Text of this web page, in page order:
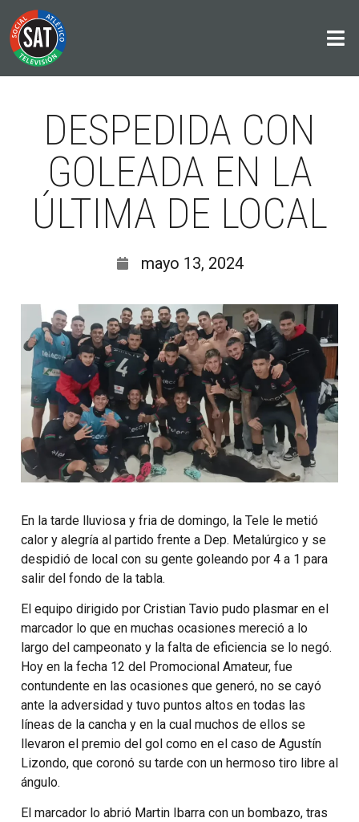
DESPEDIDA CON
GOLEADA EN LA
ÚLTIMA DE LOCAL
mayo 13, 2024
En la tarde lluviosa y fria de domingo, la Tele le metió
calor y alegría al partido frente a Dep. Metalúrgico y se
despidió de local con su gente goleando por 4 a 1 para
salir del fondo de la tabla.
El equipo dirigido por Cristian Tavio pudo plasmar en el
marcador lo que en muchas ocasiones mereció a lo
largo del campeonato y la falta de eficiencia se lo negó.
Hoy en la fecha 12 del Promocional Amateur, fue
contundente en las ocasiones que generó, no se cayó
ante la adversidad y tuvo puntos altos en todas las
líneas de la cancha y en la cual muchos de ellos se
llevaron el premio del gol como en el caso de Agustín
Lizondo, que coronó su tarde con un hermoso tiro libre al
ángulo.
El marcador lo abrió Martin Ibarra con un bombazo, tras